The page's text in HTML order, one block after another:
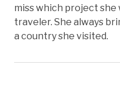
miss which project she
traveler. She always
a country she visited.